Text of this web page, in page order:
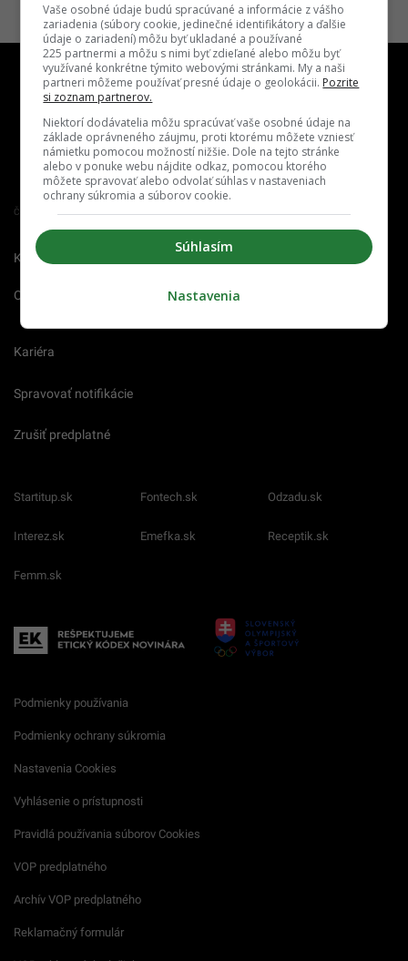
Člen združenia IAB Slovakia
Kontakt
O nás Redakcia
Kariéra
Spravovať notifikácie
Zrušiť predplatné
Startitup.sk Fontech.sk Odzadu.sk
Interez.sk Emefka.sk Receptik.sk
Femm.sk
Podmienky používania
Podmienky ochrany súkromia
Nastavenia Cookies
Vyhlásenie o prístupnosti
Pravidlá používania súborov Cookies
VOP predplatného
Archív VOP predplatného
Reklamačný formulár
Vaše osobné údaje budú spracúvané a informácie z vášho
zariadenia (súbory cookie, jedinečné identifikátory a ďalšie
údaje o zariadení) môžu byť ukladané a používané
225 partnermi a môžu s nimi byť zdieľané alebo môžu byť
využívané konkrétne týmito webovými stránkami. My a naši
partneri môžeme používať presné údaje o geolokácii. Pozrite
si zoznam partnerov.
Niektorí dodávatelia môžu spracúvať vaše osobné údaje na
základe oprávneného záujmu, proti ktorému môžete vzniesť
námietku pomocou možností nižšie. Dole na tejto stránke
alebo v ponuke webu nájdite odkaz, pomocou ktorého
môžete spravovať alebo odvolať súhlas v nastaveniach
ochrany súkromia a súborov cookie.
Súhlasím
Nastavenia